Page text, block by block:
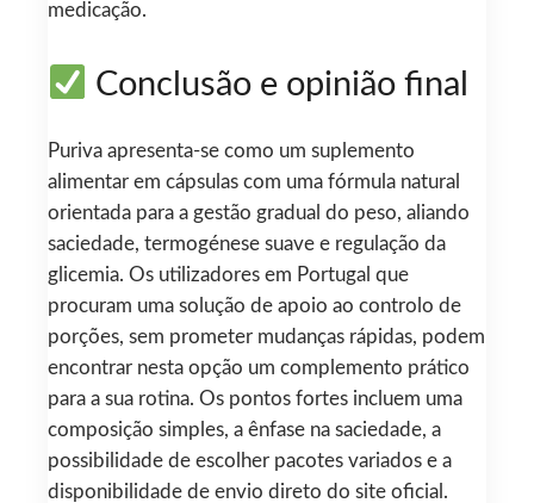
medicação.
Conclusão e opinião final
Puriva apresenta-se como um suplemento
alimentar em cápsulas com uma fórmula natural
orientada para a gestão gradual do peso, aliando
saciedade, termogénese suave e regulação da
glicemia. Os utilizadores em Portugal que
procuram uma solução de apoio ao controlo de
porções, sem prometer mudanças rápidas, podem
encontrar nesta opção um complemento prático
para a sua rotina. Os pontos fortes incluem uma
composição simples, a ênfase na saciedade, a
possibilidade de escolher pacotes variados e a
disponibilidade de envio direto do site oficial.